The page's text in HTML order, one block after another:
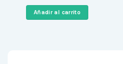
era:
4.069,95 €.
Añadir al carrito